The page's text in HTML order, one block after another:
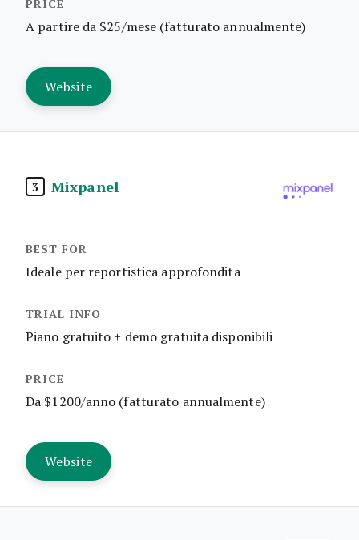
A partire da $25/mese (fatturato annualmente)
Website
3 Mixpanel
Ideale per reportistica approfondita
Piano gratuito + demo gratuita disponibili
Da $1200/anno (fatturato annualmente)
Website